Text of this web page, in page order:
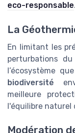
eco-responsable.
La
En limitant les
perturbations
l’écosystème
biodiversité
meilleure
l'équilibre naturel
Modération